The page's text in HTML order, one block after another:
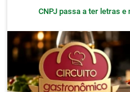
CNPJ passa a ter letras e